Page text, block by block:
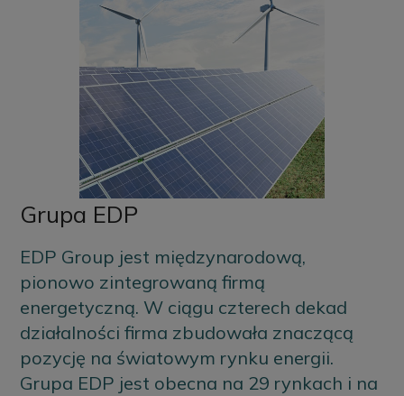
Grupa EDP
EDP Group jest międzynarodową,
pionowo zintegrowaną firmą
energetyczną. W ciągu czterech dekad
działalności firma zbudowała znaczącą
pozycję na światowym rynku energii.
Grupa EDP jest obecna na 29 rynkach i na